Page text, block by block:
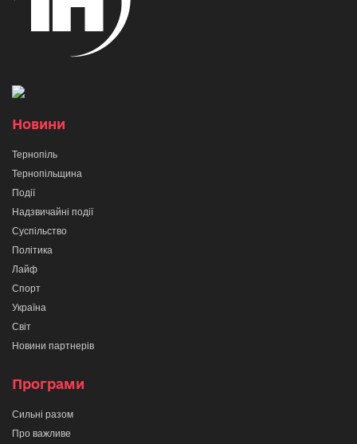
Новини
Тернопіль
Тернопільщина
Події
Надзвичайні події
Суспільство
Політика
Лайф
Спорт
Україна
Світ
Новини партнерів
Програми
Сильні разом
Про важливе